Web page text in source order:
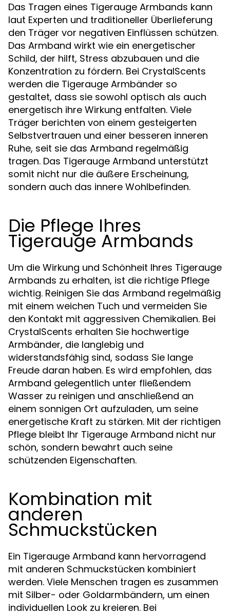
Das Tragen eines Tigerauge Armbands kann
laut Experten und traditioneller Überlieferung
den Träger vor negativen Einflüssen schützen.
Das Armband wirkt wie ein energetischer
Schild, der hilft, Stress abzubauen und die
Konzentration zu fördern. Bei CrystalScents
werden die Tigerauge Armbänder so
gestaltet, dass sie sowohl optisch als auch
energetisch ihre Wirkung entfalten. Viele
Träger berichten von einem gesteigerten
Selbstvertrauen und einer besseren inneren
Ruhe, seit sie das Armband regelmäßig
tragen. Das Tigerauge Armband unterstützt
somit nicht nur die äußere Erscheinung,
sondern auch das innere Wohlbefinden.
Die Pflege Ihres
Tigerauge Armbands
Um die Wirkung und Schönheit Ihres Tigerauge
Armbands zu erhalten, ist die richtige Pflege
wichtig. Reinigen Sie das Armband regelmäßig
mit einem weichen Tuch und vermeiden Sie
den Kontakt mit aggressiven Chemikalien. Bei
CrystalScents erhalten Sie hochwertige
Armbänder, die langlebig und
widerstandsfähig sind, sodass Sie lange
Freude daran haben. Es wird empfohlen, das
Armband gelegentlich unter fließendem
Wasser zu reinigen und anschließend an
einem sonnigen Ort aufzuladen, um seine
energetische Kraft zu stärken. Mit der richtigen
Pflege bleibt Ihr Tigerauge Armband nicht nur
schön, sondern bewahrt auch seine
schützenden Eigenschaften.
Kombination mit
anderen
Schmuckstücken
Ein Tigerauge Armband kann hervorragend
mit anderen Schmuckstücken kombiniert
werden. Viele Menschen tragen es zusammen
mit Silber- oder Goldarmbändern, um einen
individuellen Look zu kreieren. Bei